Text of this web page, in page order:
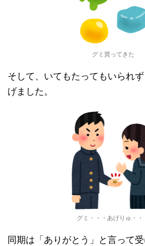
グミ買ってきた
そして、いてもたってもいられ
げました。
グミ・・・あげりゅ・・
同期は「ありがとう」と言って